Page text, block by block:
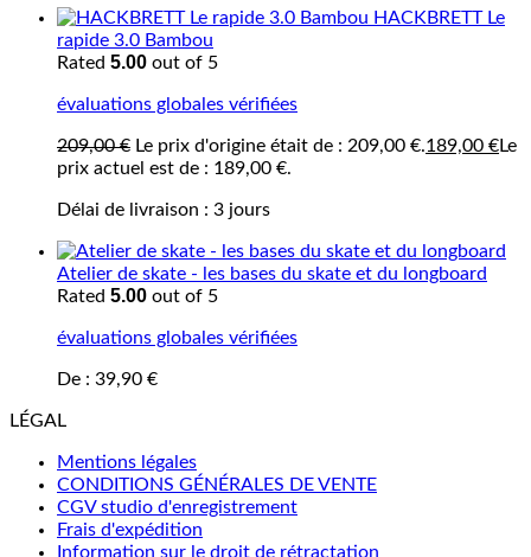
HACKBRETT Le
rapide 3.0 Bambou
Rated 5.00 out of 5
évaluations globales vérifiées
209,00€ Le prix d'origine était de : 209,00 €.189,00 €Le
prix actuel est de : 189,00 €.
Délai de livraison : 3 jours
Atelier de skate - les bases du skate et du longboard
Rated 5.00 out of 5
évaluations globales vérifiées
De : 39,90 €
LÉGAL
Mentions légales
CONDITIONS GÉNÉRALES DE VENTE
CGV studio d'enregistrement
Frais d'expédition
Information sur le droit de rétractation